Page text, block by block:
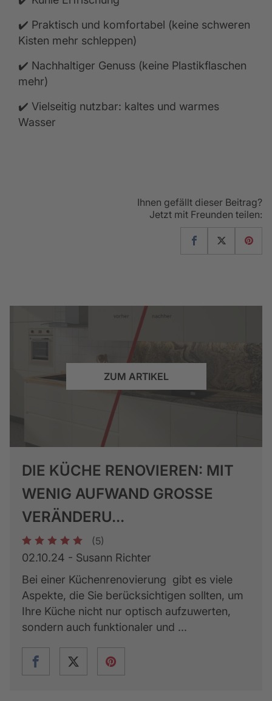
✔️ Praktisch und komfortabel (keine schweren
Kisten mehr schleppen)
✔️ Nachhaltiger Genuss (keine Plastikflaschen
mehr)
✔️ Vielseitig nutzbar: kaltes und warmes
Wasser
Ihnen gefällt dieser Beitrag?
Jetzt mit Freunden teilen:
ZUM ARTIKEL
DIE KÜCHE RENOVIEREN: MIT
WENIG AUFWAND GROSSE V
ERÄNDERU...
1 2 3 4 5 (5)
02.10.24 - Susann Richter
Bei einer Küchenrenovierung gibt es viele
Aspekte, die Sie berücksichtigen sollten, um
Ihre Küche nicht nur optisch aufzuwerten,
sondern auch funktionaler und ...